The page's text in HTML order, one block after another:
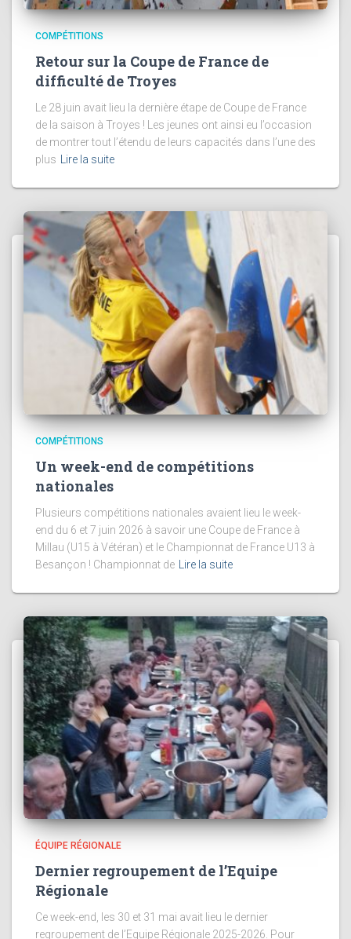
COMPÉTITIONS
Retour sur la Coupe de France de
difficulté de Troyes
Le 28 juin avait lieu la dernière étape de Coupe de France
de la saison à Troyes ! Les jeunes ont ainsi eu l’occasion
de montrer tout l’étendu de leurs capacités dans l’une des
plus
Lire la suite
COMPÉTITIONS
Un week-end de compétitions
nationales
Plusieurs compétitions nationales avaient lieu le week-
end du 6 et 7 juin 2026 à savoir une Coupe de France à
Millau (U15 à Vétéran) et le Championnat de France U13 à
Besançon ! Championnat de
Lire la suite
ÉQUIPE RÉGIONALE
Dernier regroupement de l’Equipe
Régionale
Ce week-end, les 30 et 31 mai avait lieu le dernier
regroupement de l’Equipe Régionale 2025-2026. Pour